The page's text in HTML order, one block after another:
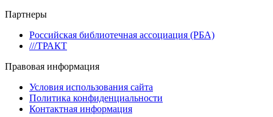
Партнеры
Российская библиотечная ассоциация (РБА)
///ТРАКТ
Правовая информация
Условия использования сайта
Политика конфиденциальности
Контактная информация